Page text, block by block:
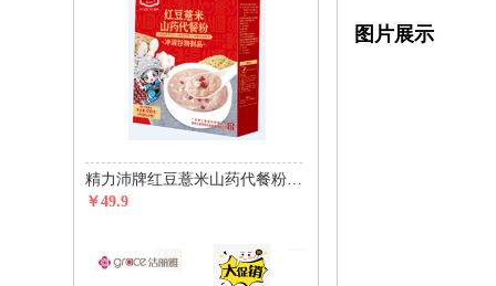
精力沛牌红豆薏米山药代餐粉450g(30g*15包)
￥49.9
图片展示